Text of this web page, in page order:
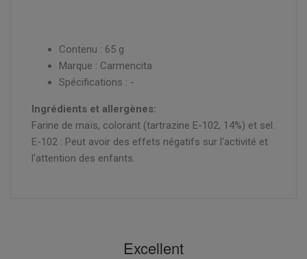
Contenu : 65 g
Marque : Carmencita
Spécifications : -
Ingrédients et allergènes:
Farine de maïs, colorant (tartrazine E-102, 14%) et sel.
E-102 : Peut avoir des effets négatifs sur l'activité et
l'attention des enfants.
Excellent